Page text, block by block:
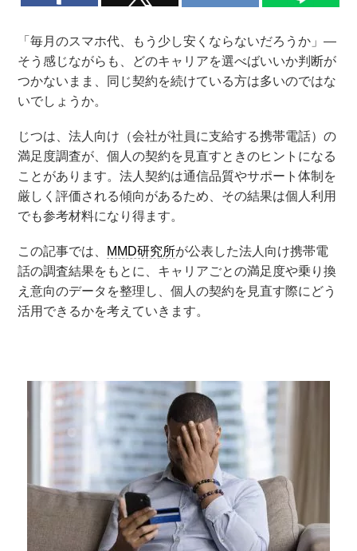
「毎月のスマホ代、もう少し安くならないだろうか」—
そう感じながらも、どのキャリアを選べばいいか判断が
つかないまま、同じ契約を続けている方は多いのではな
いでしょうか。
じつは、法人向け（会社が社員に支給する携帯電話）の
満足度調査が、個人の契約を見直すときのヒントになる
ことがあります。法人契約は通信品質やサポート体制を
厳しく評価される傾向があるため、その結果は個人利用
でも参考材料になり得ます。
この記事では、 MMD研究所が公表した法人向け携帯電
話の調査結果をもとに、キャリアごとの満足度や乗り換
え意向のデータを整理し、個人の契約を見直す際にどう
活用できるかを考えていきます。